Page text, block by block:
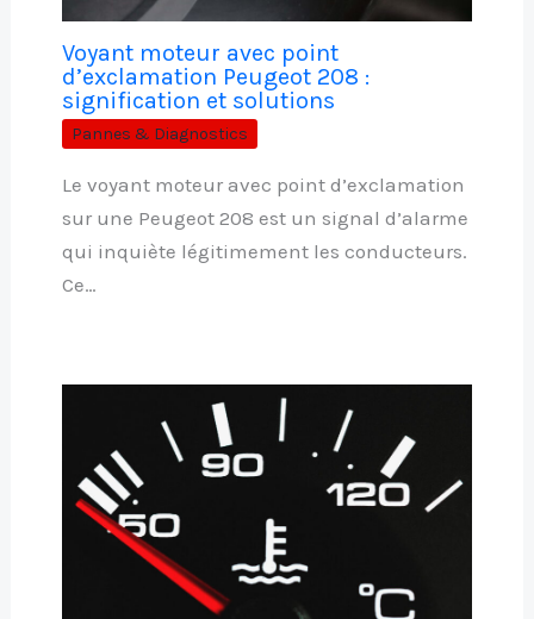
Voyant moteur avec point
d’exclamation Peugeot 208 :
signification et solutions
Pannes & Diagnostics
Le voyant moteur avec point d’exclamation
sur une Peugeot 208 est un signal d’alarme
qui inquiète légitimement les conducteurs.
Ce…